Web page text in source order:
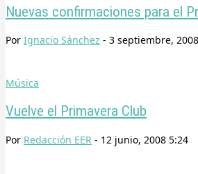
Nuevas confirmaciones para el
Por Ignacio Sánchez - 3 septiembre,
Música
Vuelve el Primavera Club
Por Redacción EER - 12 junio, 2008 5:24